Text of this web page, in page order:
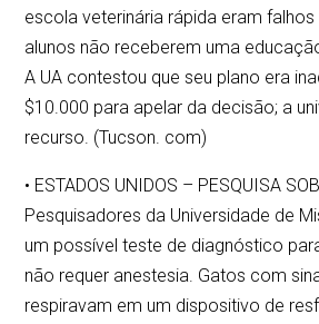
escola veterinária rápida eram
alunos não receberem uma
A UA contestou que seu plano era
$10.000 para apelar da decisão; a
recurso. (Tucson. com)
• ESTADOS UNIDOS – PESQUISA
Pesquisadores da Universidade de
um possível teste de diagnóstico
não requer anestesia. Gatos com
respiravam em um dispositivo de